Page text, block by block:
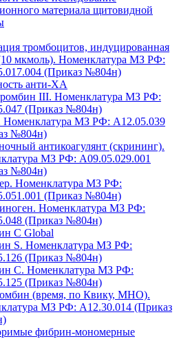
материала щитовидной
тромбоцитов, индуцированная
мкмоль). Номенклатура МЗ РФ:
(Приказ №804н)
анти-ХА
III. Номенклатура МЗ РФ:
(Приказ №804н)
МЗ РФ: A12.05.039
№804н)
антикоагулянт (скрининг).
МЗ РФ: A09.05.029.001
№804н)
Номенклатура МЗ РФ:
(Приказ №804н)
Номенклатура МЗ РФ:
(Приказ №804н)
C Global
S. Номенклатура МЗ РФ:
(Приказ №804н)
С. Номенклатура МЗ РФ:
(Приказ №804н)
(время, по Квику, МНО).
МЗ РФ: A12.30.014 (Приказ
фибрин-мономерные